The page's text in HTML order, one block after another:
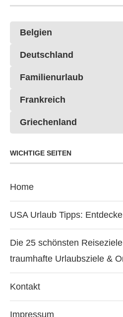
Belgien
Deutschland
Familienurlaub
Frankreich
Griechenland
WICHTIGE SEITEN
Home
USA Urlaub Tipps:
Die 25 schönsten
traumhafte Urlaubsziele &
Kontakt
Impressum